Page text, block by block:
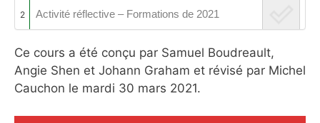
2 Activité réflective – Formations de 2021
Ce cours a été conçu par Samuel Boudreault,
Angie Shen et Johann Graham et révisé par Michel
Cauchon le mardi 30 mars 2021.